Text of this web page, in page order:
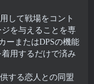
して戦場をコント
を与えることを専
ーまたはDPSの機能
用するだけで済み
する恋人との同盟